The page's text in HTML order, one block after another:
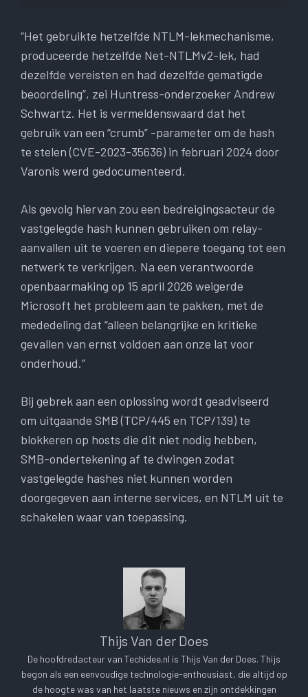
“Het gebruikte hetzelfde NTLM-lekmechanisme,
produceerde hetzelfde Net-NTLMv2-lek, had
dezelfde vereisten en had dezelfde gematigde
beoordeling”, zei Huntress-onderzoeker Andrew
Schwartz. Het is vermeldenswaard dat het
gebruik van een “crumb” -parameter om de hash
te stelen (CVE-2023-35636) in februari 2024 door
Varonis werd gedocumenteerd.
Als gevolg hiervan zou een bedreigingsacteur de
vastgelegde hash kunnen gebruiken om relay-
aanvallen uit te voeren en diepere toegang tot een
netwerk te verkrijgen. Na een verantwoorde
openbaarmaking op 15 april 2026 weigerde
Microsoft het probleem aan te pakken, met de
mededeling dat “alleen belangrijke en kritieke
gevallen van ernst voldoen aan onze lat voor
onderhoud.”
Bij gebrek aan een oplossing wordt geadviseerd
om uitgaande SMB (TCP/445 en TCP/139) te
blokkeren op hosts die dit niet nodig hebben,
SMB-ondertekening af te dwingen zodat
vastgelegde hashes niet kunnen worden
doorgegeven aan interne services, en NTLM uit te
schakelen waar van toepassing.
Thijs Van der Does
De hoofdredacteur van Techidee.nl is Thijs Van der Does. Thijs
begon als een eenvoudige technologie-enthousiast, die altijd op
de hoogte was van het laatste nieuws en zijn ontdekkingen